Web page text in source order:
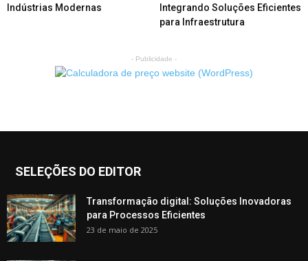
Indústrias Modernas
Integrando Soluções Eficientes
para Infraestrutura
- Publicidade -
SELEÇÕES DO EDITOR
Transformação digital: Soluções Inovadoras
para Processos Eficientes
23 de maio de 2025